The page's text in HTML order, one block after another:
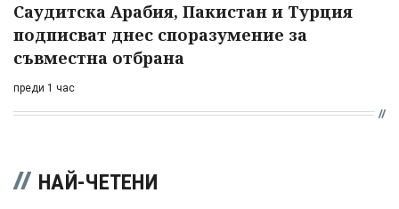
Саудитска Арабия, Пакистан и Турция
подписват днес споразумение за
съвместна отбрана
преди 1 час
НАЙ-ЧЕТЕНИ